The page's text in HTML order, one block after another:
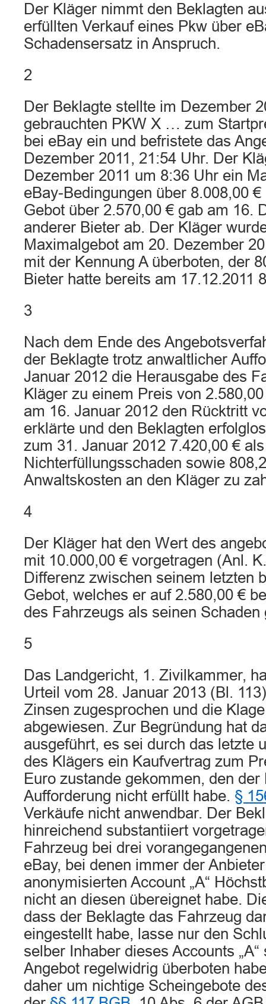
Der Kläger nimmt den Beklagten
erfüllten Verkauf eines Pkw über
Schadensersatz in Anspruch.
2
Der Beklagte stellte im Dezember
gebrauchten PKW X … zum
bei eBay ein und befristete das
Dezember 2011, 21:54 Uhr. Der
Dezember 2011 um 8:36 Uhr ein
eBay-Bedingungen über 8.008,00
Gebot über 2.570,00 € gab am 16.
anderer Bieter ab. Der Kläger
Maximalgebot am 20. Dezember
mit der Kennung A überboten, der
Bieter hatte bereits am 17.12.2011
3
Nach dem Ende des
der Beklagte trotz anwaltlicher
Januar 2012 die Herausgabe des
Kläger zu einem Preis von
am 16. Januar 2012 den Rücktritt
erklärte und den Beklagten
zum 31. Januar 2012 7.420,00 € als
Nichterfüllungsschaden sowie
Anwaltskosten an den Kläger zu
4
Der Kläger hat den Wert des
mit 10.000,00 € vorgetragen (Anl.
Differenz zwischen seinem letzten
Gebot, welches er auf 2.580,00 €
des Fahrzeugs als seinen Schaden
5
Das Landgericht, 1. Zivilkammer,
Urteil vom 28. Januar 2013 (Bl.
Zinsen zugesprochen und die
abgewiesen. Zur Begründung hat
ausgeführt, es sei durch das letzte
des Klägers ein Kaufvertrag zum
Euro zustande gekommen, den der
Aufforderung nicht erfüllt habe. §
Verkäufe nicht anwendbar. Der
hinreichend substantiiert
Fahrzeug bei drei
eBay, bei denen immer der
anonymisierten Account „A“
nicht an diesen übereignet habe.
dass der Beklagte das Fahrzeug
eingestellt habe, lasse nur den
selber Inhaber dieses Accounts
Angebot regelwidrig überboten
daher um nichtige Scheingebote